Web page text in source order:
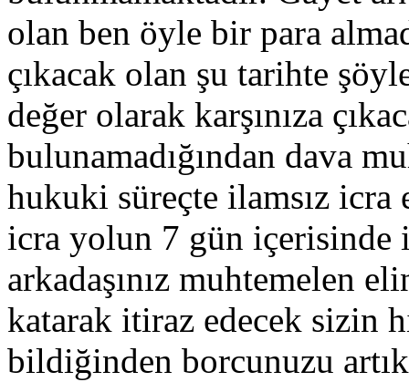
olan ben öyle bir para
çıkacak olan şu tarihte
değer olarak karşınıza
bulunamadığından dava
hukuki süreçte ilamsız
icra yolun 7 gün içerisinde
arkadaşınız muhtemelen
katarak itiraz edecek sizin
bildiğinden borcunuzu